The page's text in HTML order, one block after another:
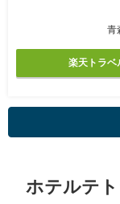
青
楽天トラベ
ホテルテ